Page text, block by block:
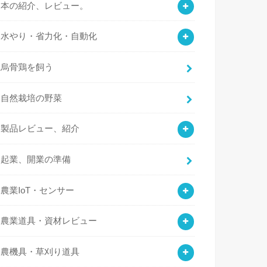
本の紹介、レビュー。
水やり・省力化・自動化
烏骨鶏を飼う
自然栽培の野菜
製品レビュー、紹介
起業、開業の準備
農業IoT・センサー
農業道具・資材レビュー
農機具・草刈り道具